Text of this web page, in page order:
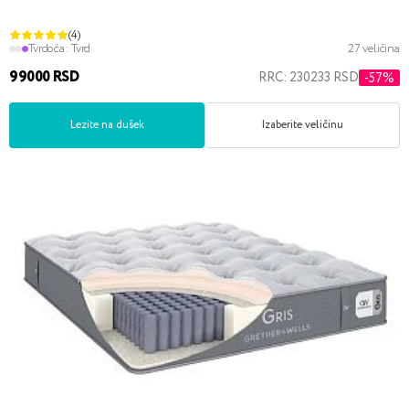
(4)
Tvrdoća:Tvrd 27 veličina
99000 RSD RRC: 230233 RSD -57%
Lezite na dušek Izaberite veličinu